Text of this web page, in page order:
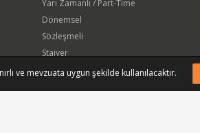
Yarı Zamanlı / Part-Time
Dönemsel
Sözleşmeli
Stajyer
Freelance
ve mevzuata uygun şekilde kullanılacaktır.